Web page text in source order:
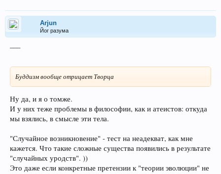
Arjun
Йог разума
Буддизм вообще отрицает Творца
Ну да, и я о томже.
И у них теже проблемы в философии, как и атеистов: откуда
мы взялись, в смысле эти тела.
"Случайное возникновение" - тест на неадекват, как мне
кажется. Что такие сложные существа появились в результате
"случайных уродств". ))
Это даже если конкретные претензии к "теории эволюции" не